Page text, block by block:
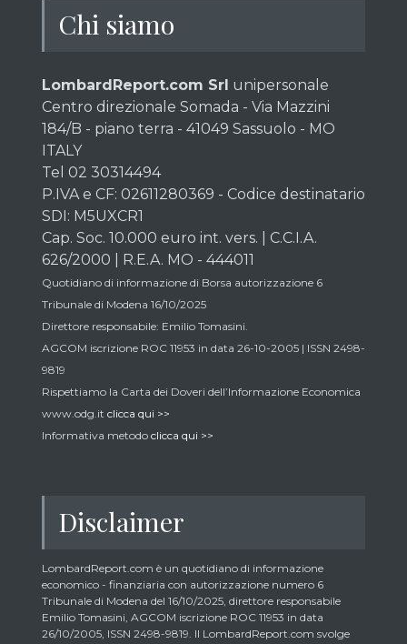
Chi siamo
LombardReport.com Srl unipersonale
Centro direzionale Somada - Via Mazzini
184/B - piano terra - 41049 Sassuolo - MO
ITALY
Tel 02 30314494
P.IVA e CF: 02611280369 - Codice destinatario
SDI: M5UXCR1
Cap. Soc. 10.000 euro int. vers. | C.C.I.A.
626/2000 | R.E.A. MO - 444011
Quotidiano di informazione di Borsa autorizzazione 6
Tribunale di Modena 16/10/2025
Direttore responsabile: Emilio Tomasini.
AGCOM iscrizione ROC 11953 in data 26-10-2005 | ISSN 2498-
9819
Rispettiamo la Carta dei Doveri dell’Informazione Economica
www.odg.it clicca qui >>
Informativa metodo clicca qui >>
Disclaimer
LombardReport.com è un quotidiano di informazione
economico - finanziaria con autorizzazione numero 6
Tribunale di Modena del 16/10/2025, direttore responsabile
Emilio Tomasini, AGCOM iscrizione ROC 11953 in data
26/10/2005, ISSN 2498-9819. Il LombardReport.com svolge